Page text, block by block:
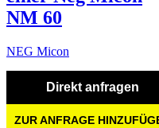
NM 60
NEG Micon
Direkt anfragen
ZUR ANFRAGE